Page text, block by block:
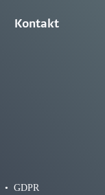
Kontakt
• GDPR